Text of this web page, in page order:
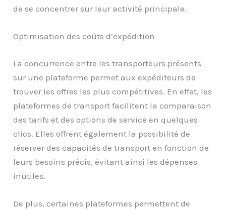
de se concentrer sur leur activité principale.
Optimisation des coûts d’expédition
La concurrence entre les transporteurs présents
sur une plateforme permet aux expéditeurs de
trouver les offres les plus compétitives. En effet, les
plateformes de transport facilitent la comparaison
des tarifs et des options de service en quelques
clics. Elles offrent également la possibilité de
réserver des capacités de transport en fonction de
leurs besoins précis, évitant ainsi les dépenses
inutiles.
De plus, certaines plateformes permettent de